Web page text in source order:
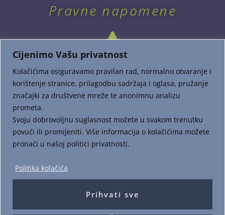
Cijenimo Vašu privatnost
Kolačićima osiguravamo pravilan rad, normalno otvaranje i
korištenje stranice, prilagodbu sadržaja i oglasa, pružanje
značajki za društvene mreže te anonimnu analizu
prometa.
Svoju dobrovoljnu suglasnost možete u svakom trenutku
povući ili promijeniti. Više informacija o kolačićima možete
pronaći u našoj politici privatnosti.
Politika kolačića
Prihvati sve
Pravne napomene
Dostava i plaćanje